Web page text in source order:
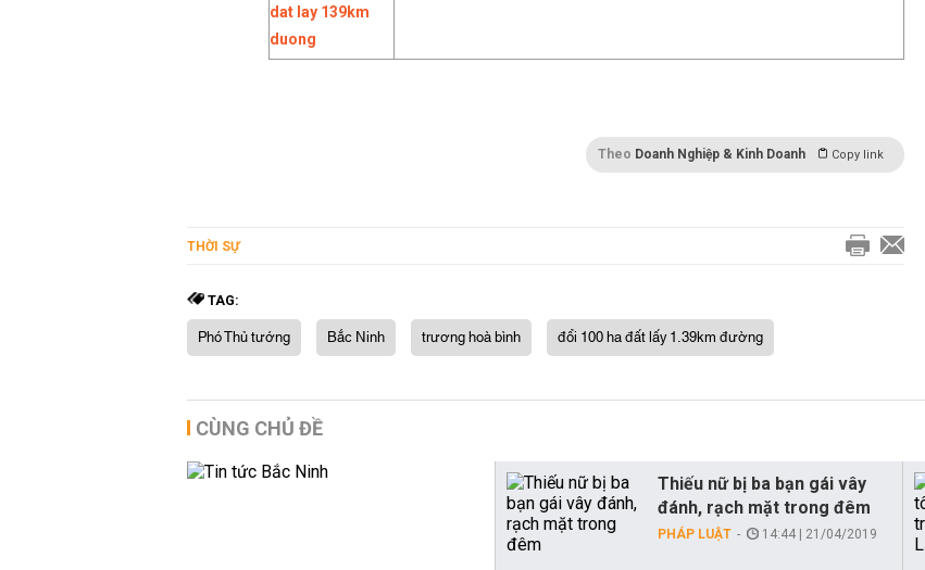
Theo Doanh Nghiệp & Kinh Doanh Copy link
THỜI SỰ
TAG:
Phó Thủ tướng Bắc Ninh trương hoà bình đổi 100 ha đất lấy 1.39km đường
CÙNG CHỦ ĐỀ
Thiếu nữ bị ba bạn gái vây
đánh, rạch mặt trong đêm
PHÁP LUẬT 14:44 | 21/04/2019